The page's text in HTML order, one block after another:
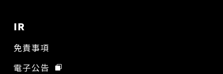
IR
免責事項
電子公告